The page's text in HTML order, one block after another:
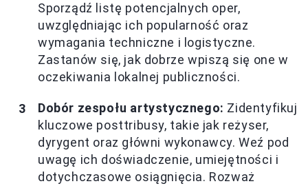
Sporządź listę potencjalnych oper,
uwzględniając ich popularność oraz
wymagania techniczne i logistyczne.
Zastanów się, jak dobrze wpiszą się one w
oczekiwania lokalnej publiczności.
Dobór zespołu artystycznego: Zidentyfikuj
kluczowe posttribusy, takie jak reżyser,
dyrygent oraz główni wykonawcy. Weź pod
uwagę ich doświadczenie, umiejętności i
dotychczasowe osiągnięcia. Rozważ